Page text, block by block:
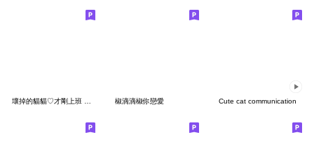
壞掉的貓貓♡才剛上班 就想下班 椒滴滴椒你戀愛 Cute cat communication